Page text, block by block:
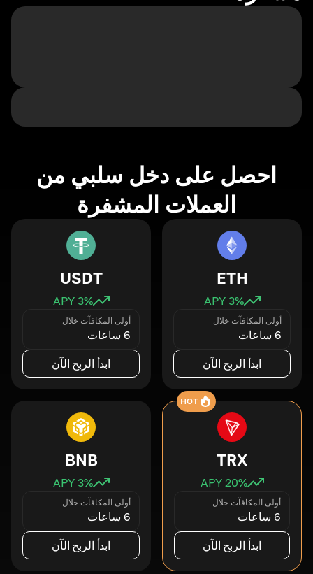
احصل على دخل سلبي من
العملات المشفرة
ETH
3% APY
أولى المكافآت خلال
6 ساعات
ابدأ الربح الآن
USDT
3% APY
أولى المكافآت خلال
6 ساعات
ابدأ الربح الآن
HOT
TRX
20% APY
أولى المكافآت خلال
6 ساعات
ابدأ الربح الآن
BNB
3% APY
أولى المكافآت خلال
6 ساعات
ابدأ الربح الآن